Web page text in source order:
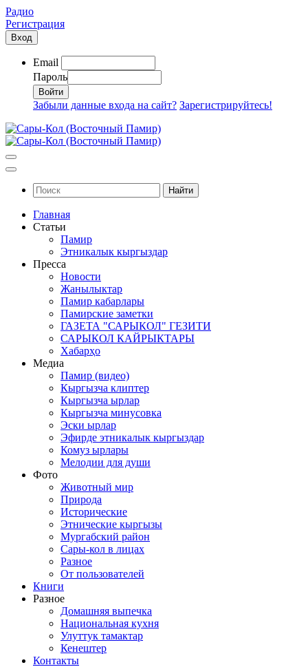
Радио
Регистрация
Вход
Email
Пароль
Забыли данные входа на сайт? Зарегистрируйтесь!
Найти
Главная
Статьи
Памир
Этникалык кыргыздар
Пресса
Новости
Жанылыктар
Памир кабарлары
Памирские заметки
ГАЗЕТА "САРЫКОЛ" ГЕЗИТИ
САРЫКОЛ КАЙРЫКТАРЫ
Хабарҳо
Медиа
Памир (видео)
Кыргызча клиптер
Кыргызча ырлар
Кыргызча минусовка
Эски ырлар
Эфирде этникалык кыргыздар
Комуз ырлары
Мелодии для души
Фото
Животный мир
Природа
Исторические
Этнические кыргызы
Мургабский район
Сары-кол в лицах
Разное
От пользователей
Книги
Разное
Домашняя выпечка
Национальная кухня
Улуттук тамактар
Кенештер
Контакты